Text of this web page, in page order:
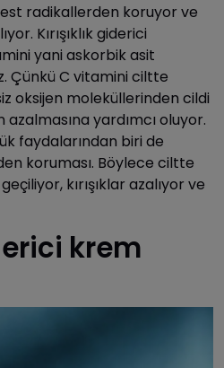
radikallerden koruyor ve
Kırışıklık giderici
yani askorbik asit
Çünkü C vitamini ciltte
oksijen moleküllerinden cildi
yardımcı oluyor.
faydalarından biri de
koruması. Böylece ciltte
kırışıklar azalıyor ve
krem